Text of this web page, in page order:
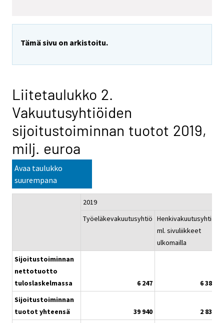
Tämä sivu on arkistoitu.
Liitetaulukko 2.
Vakuutusyhtiöiden
sijoitustoiminnan tuotot 2019,
milj. euroa
Avaa taulukko
suurempana
2019
Työeläkevakuutusyhtiö Henkivakuutusyhtiö
ml. sivuliikkeet
ulkomailla
Sijoitustoiminnan
nettotuotto
tuloslaskelmassa
6 247
6 388
Sijoitustoiminnan
tuotot yhteensä
39 940
2 830